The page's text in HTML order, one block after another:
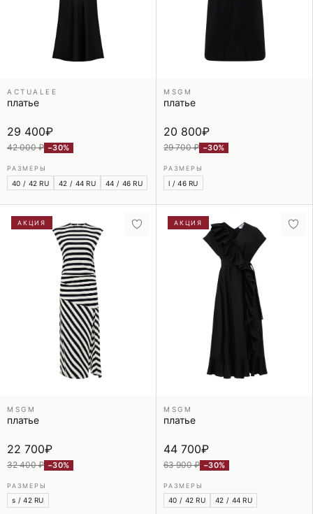
ACTUALEE
платье
29 400₽
42 000 ₽ −30%
РАЗМЕРЫ
40 / 42 RU 42 / 44 RU 44 / 46 RU
MSGM
платье
20 800₽
29 700 ₽ −30%
РАЗМЕРЫ
l / 46 RU
АКЦИЯ
MSGM
платье
22 700₽
32 400 ₽ −30%
РАЗМЕРЫ
s / 42 RU
АКЦИЯ
MSGM
платье
44 700₽
63 900 ₽ −30%
РАЗМЕРЫ
40 / 42 RU 42 / 44 RU